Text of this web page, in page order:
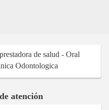
de salud - Oral
Odontologica
atención